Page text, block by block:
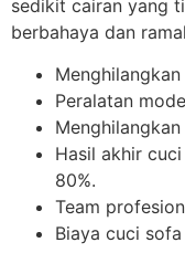
sedikit cairan yang
berbahaya dan
Peralatan
Hasil akhir
80%.
Team
Biaya cuci